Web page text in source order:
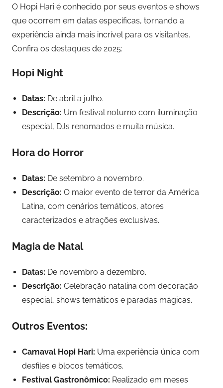
O Hopi Hari é conhecido por seus eventos e shows
que ocorrem em datas específicas, tornando a
experiência ainda mais incrível para os visitantes.
Confira os destaques de 2025:
Hopi Night
Datas: De abril a julho.
Descrição: Um festival noturno com iluminação
especial, DJs renomados e muita música.
Hora do Horror
Datas: De setembro a novembro.
Descrição: O maior evento de terror da América
Latina, com cenários temáticos, atores
caracterizados e atrações exclusivas.
Magia de Natal
Datas: De novembro a dezembro.
Descrição: Celebração natalina com decoração
especial, shows temáticos e paradas mágicas.
Outros Eventos:
Carnaval Hopi Hari: Uma experiência única com
desfiles e blocos temáticos.
Festival Gastronômico: Realizado em meses